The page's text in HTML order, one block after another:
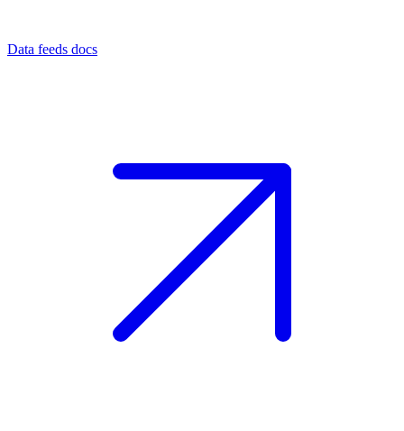
Data feeds docs